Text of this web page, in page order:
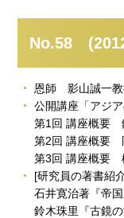
No.58
恩師 影山誠一教
公開講座「アジア
第1回 講座概要
第2回 講座概要
第3回 講座概要
[研究員の著書紹
石井寛治著『帝
鈴木珠里『古鏡の